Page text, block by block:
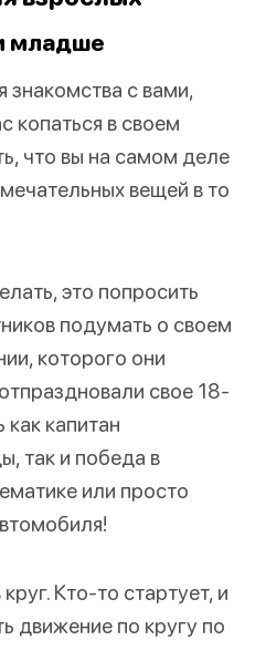
младше
с вами,
копаться в своем
что вы на самом деле
вещей в то
это попросить
подумать о своем
которого они
свое 18-
капитан
так и победа в
или просто
Кто-то стартует, и
движение по кругу по